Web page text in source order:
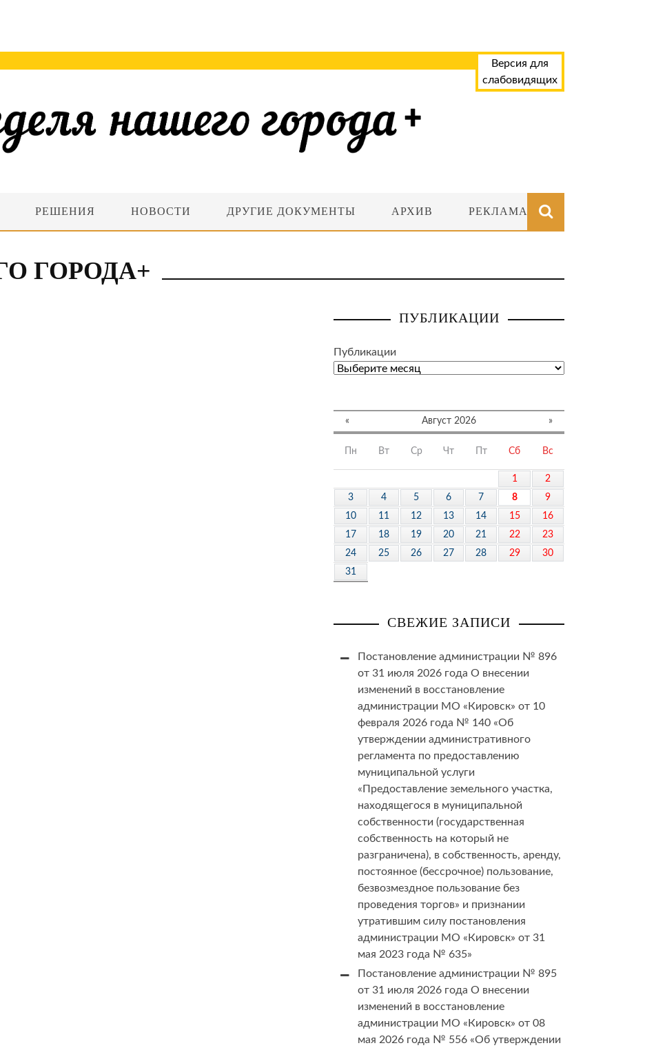
Версия для
слабовидящих
РЕШЕНИЯ НОВОСТИ ДРУГИЕ ДОКУМЕНТЫ АРХИВ РЕКЛАМА
ГОРОДА+
ПУБЛИКАЦИИ
Публикации
« Август 2026 »
Пн Вт Ср Чт Пт Сб Вс
1
2
3
4 5 6 7 8
9
10
11 12 13 14 15
16
17
18 19 20 21 22
23
24
25 26 27 28 29
30
31
СВЕЖИЕ ЗАПИСИ
Постановление администрации № 896
от 31 июля 2026 года О внесении
изменений в восстановление
администрации МО «Кировск» от 10
февраля 2026 года № 140 «Об
утверждении административного
регламента по предоставлению
муниципальной услуги
«Предоставление земельного участка,
находящегося в муниципальной
собственности (государственная
собственность на который не
разграничена), в собственность, аренду,
постоянное (бессрочное) пользование,
безвозмездное пользование без
проведения торгов» и признании
утратившим силу постановления
администрации МО «Кировск» от 31
мая 2023 года № 635»
Постановление администрации № 895
от 31 июля 2026 года О внесении
изменений в восстановление
администрации МО «Кировск» от 08
мая 2026 года № 556 «Об утверждении